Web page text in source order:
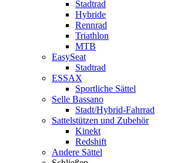
Stadtrad
Hybride
Rennrad
Triathlon
MTB
EasySeat
Stadtrad
ESSAX
Sportliche Sättel
Selle Bassano
Stadt/Hybrid-Fahrrad
Sattelstützen und Zubehör
Kinekt
Redshift
Andere Sättel